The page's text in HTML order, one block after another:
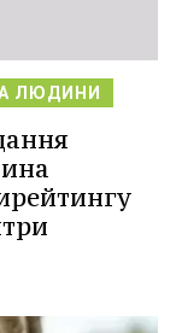
ЛЮДИНИ